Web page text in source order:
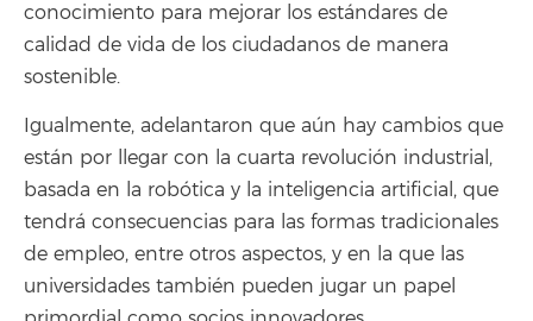
conocimiento para mejorar los estándares de
calidad de vida de los ciudadanos de manera
sostenible.
Igualmente, adelantaron que aún hay cambios que
están por llegar con la cuarta revolución industrial,
basada en la robótica y la inteligencia artificial, que
tendrá consecuencias para las formas tradicionales
de empleo, entre otros aspectos, y en la que las
universidades también pueden jugar un papel